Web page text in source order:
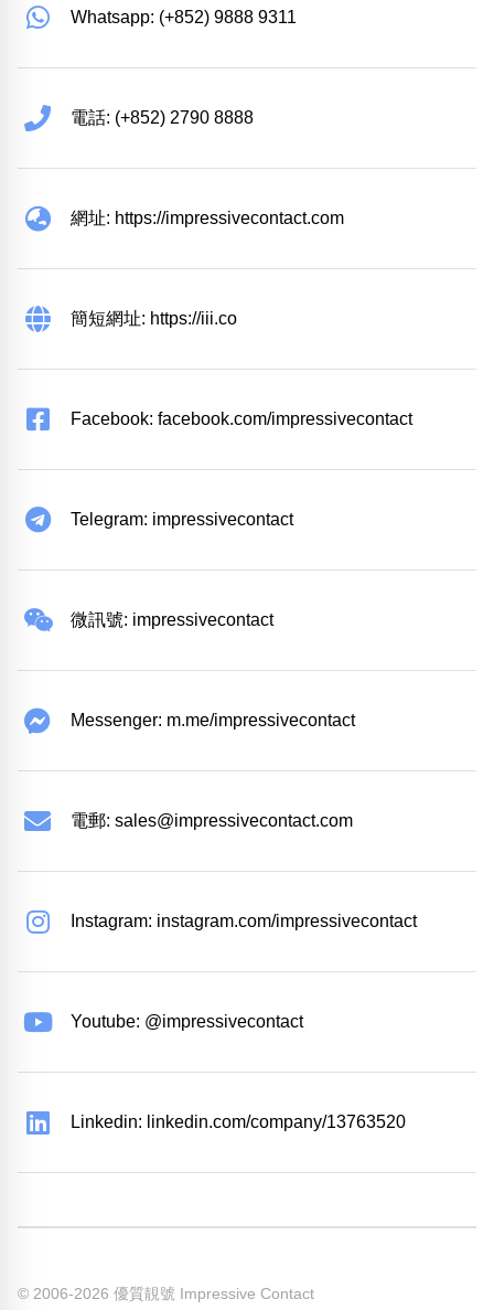
Whatsapp: (+852) 9888 9311
電話: (+852) 2790 8888
網址: https://impressivecontact.com
簡短網址: https://iii.co
Facebook: facebook.com/impressivecontact
Telegram: impressivecontact
微訊號: impressivecontact
Messenger: m.me/impressivecontact
電郵: sales@impressivecontact.com
Instagram: instagram.com/impressivecontact
Youtube: @impressivecontact
Linkedin: linkedin.com/company/13763520
© 2006-2026 優質靚號 Impressive Contact